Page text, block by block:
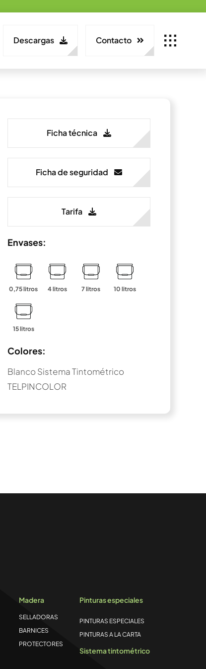
Descargas Contacto
Ficha técnica
Ficha de seguridad
Tarifa
Envases:
0,75 litros 4 litros 7 litros 10 litros
15 litros
Colores:
Blanco Sistema Tintométrico
TELPINCOLOR
Madera
SELLADORAS
BARNICES
PROTECTORES
Pinturas especiales
PINTURAS ESPECIALES
PINTURAS A LA CARTA
Sistema tintométrico